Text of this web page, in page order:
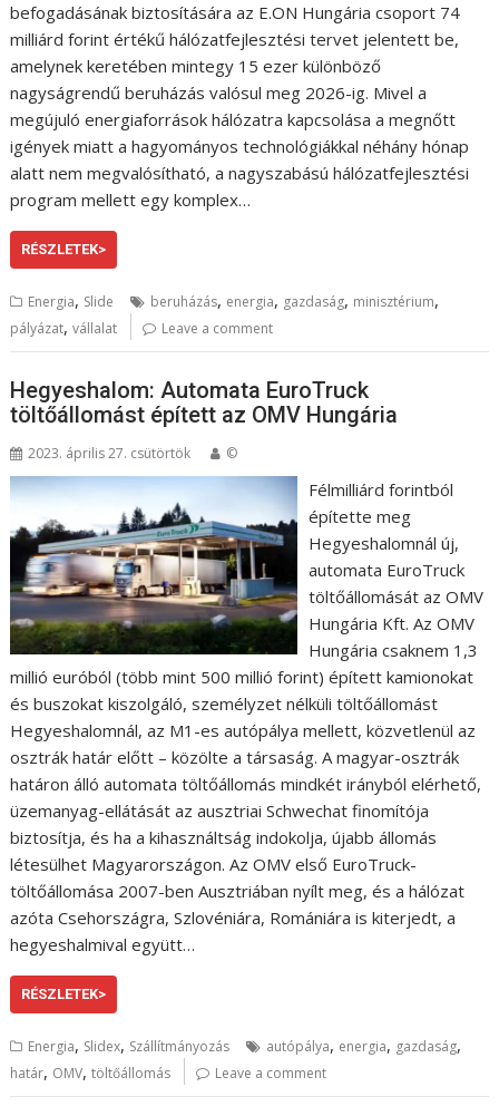
befogadásának biztosítására az E.ON Hungária csoport 74
milliárd forint értékű hálózatfejlesztési tervet jelentett be,
amelynek keretében mintegy 15 ezer különböző
nagyságrendű beruházás valósul meg 2026-ig. Mivel a
megújuló energiaforrások hálózatra kapcsolása a megnőtt
igények miatt a hagyományos technológiákkal néhány hónap
alatt nem megvalósítható, a nagyszabású hálózatfejlesztési
program mellett egy komplex…
RÉSZLETEK>
Energia, Slide beruházás, energia, gazdaság, minisztérium,
pályázat,vállalat Leave a comment
Hegyeshalom: Automata EuroTruck
töltőállomást épített az OMV Hungária
2023. április 27. csütörtök ©
Félmilliárd forintból
építette meg
Hegyeshalomnál új,
automata EuroTruck
töltőállomását az OMV
Hungária Kft. Az OMV
Hungária csaknem 1,3
millió euróból (több mint 500 millió forint) épített kamionokat
és buszokat kiszolgáló, személyzet nélküli töltőállomást
Hegyeshalomnál, az M1-es autópálya mellett, közvetlenül az
osztrák határ előtt – közölte a társaság. A magyar-osztrák
határon álló automata töltőállomás mindkét irányból elérhető,
üzemanyag-ellátását az ausztriai Schwechat finomítója
biztosítja, és ha a kihasználtság indokolja, újabb állomás
létesülhet Magyarországon. Az OMV első EuroTruck-
töltőállomása 2007-ben Ausztriában nyílt meg, és a hálózat
azóta Csehországra, Szlovéniára, Romániára is kiterjedt, a
hegyeshalmival együtt…
RÉSZLETEK>
Energia, Slidex, Szállítmányozás autópálya, energia, gazdaság,
határ, OMV,töltőállomás Leave a comment